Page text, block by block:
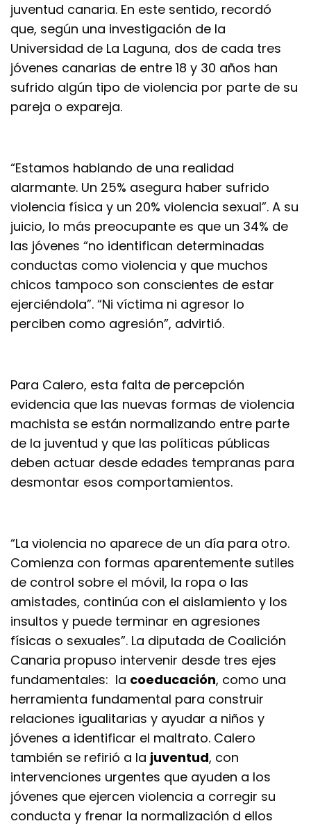
juventud canaria. En este sentido, recordó
que, según una investigación de la
Universidad de La Laguna, dos de cada tres
jóvenes canarias de entre 18 y 30 años han
sufrido algún tipo de violencia por parte de su
pareja o expareja.
“Estamos hablando de una realidad
alarmante. Un 25% asegura haber sufrido
violencia física y un 20% violencia sexual”. A su
juicio, lo más preocupante es que un 34% de
las jóvenes “no identifican determinadas
conductas como violencia y que muchos
chicos tampoco son conscientes de estar
ejerciéndola”. “Ni víctima ni agresor lo
perciben como agresión”, advirtió.
Para Calero, esta falta de percepción
evidencia que las nuevas formas de violencia
machista se están normalizando entre parte
de la juventud y que las políticas públicas
deben actuar desde edades tempranas para
desmontar esos comportamientos.
“La violencia no aparece de un día para otro.
Comienza con formas aparentemente sutiles
de control sobre el móvil, la ropa o las
amistades, continúa con el aislamiento y los
insultos y puede terminar en agresiones
físicas o sexuales”. La diputada de Coalición
Canaria propuso intervenir desde tres ejes
fundamentales: la coeducación, como una
herramienta fundamental para construir
relaciones igualitarias y ayudar a niños y
jóvenes a identificar el maltrato. Calero
también se refirió a la juventud, con
intervenciones urgentes que ayuden a los
jóvenes que ejercen violencia a corregir su
conducta y frenar la normalización d ellos